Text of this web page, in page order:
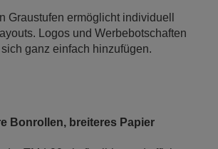
Graustufen ermöglicht individuell
Logos und Werbebotschaften
sich ganz einfach hinzufügen.
Bonrollen, breiteres Papier